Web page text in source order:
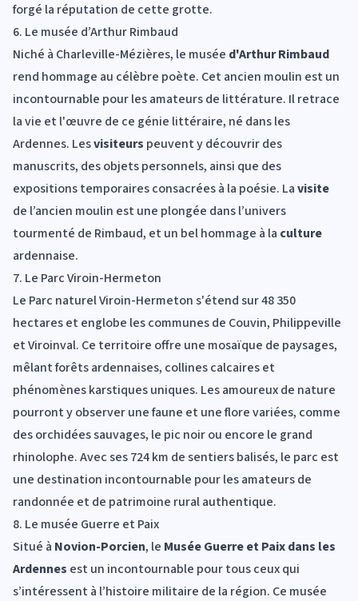
forgé la réputation de cette grotte.
6. Le musée d’Arthur Rimbaud
Niché à Charleville-Mézières, le musée d'Arthur Rimbaud
rend hommage au célèbre poète. Cet ancien moulin est un
incontournable pour les amateurs de littérature. Il retrace
la vie et l'œuvre de ce génie littéraire, né dans les
Ardennes. Lesvisiteurs peuvent y découvrir des
manuscrits, des objets personnels, ainsi que des
expositions temporaires consacrées à la poésie. Lavisite
de l’ancien moulin est une plongée dans l’univers
tourmenté de Rimbaud, et un bel hommage à la culture
ardennaise.
7. Le Parc Viroin-Hermeton
Le Parc naturel Viroin-Hermeton s'étend sur 48 350
hectares et englobe les communes de Couvin, Philippeville
et Viroinval. Ce territoire offre une mosaïque de paysages,
mêlant forêts ardennaises, collines calcaires et
phénomènes karstiques uniques. Les amoureux de nature
pourront y observer une faune et une flore variées, comme
des orchidées sauvages, le pic noir ou encore le grand
rhinolophe. Avec ses 724 km de sentiers balisés, le parc est
une destination incontournable pour les amateurs de
randonnée et de patrimoine rural authentique.
8. Le musée Guerre et Paix
Situé à Novion-Porcien, le Musée Guerre et Paix dans les
Ardennes est un incontournable pour tous ceux qui
s’intéressent à l’histoire militaire de la région. Ce musée